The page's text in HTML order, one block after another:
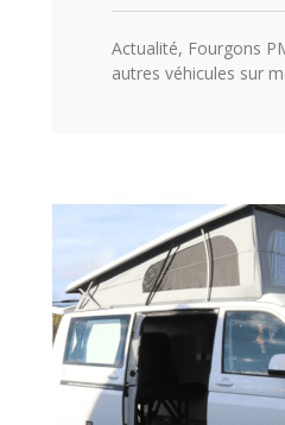
Actualité, Fourgons
autres véhicules sur